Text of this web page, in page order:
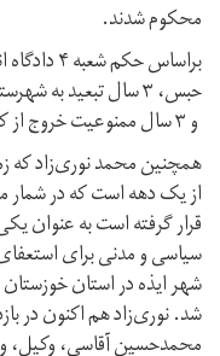
محکوم شدند.
حبس، ۳ سال تبعید
و ۳ سال ممنوعیت خروج از کشور محکوم شد.
همچنین محمد نوری‌زاد که
از یک دهه است که در شمار
قرار گرفته است به عنوان
شد. نوری‌زاد هم اکنون در